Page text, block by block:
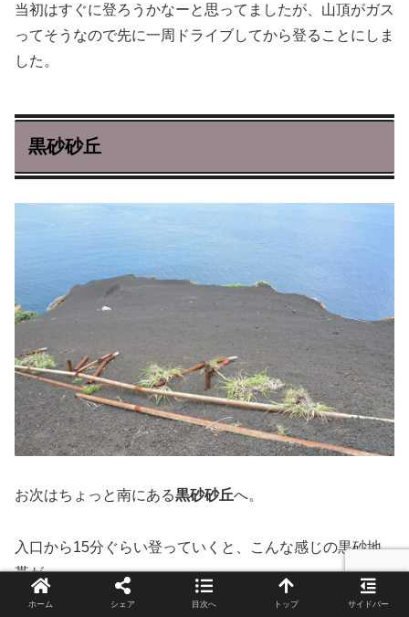
当初はすぐに登ろうかなーと思ってましたが、山頂がガス
ってそうなので先に一周ドライブしてから登ることにしま
した。
黒砂砂丘
お次はちょっと南にある黒砂砂丘へ。
入口から15分ぐらい登っていくと、こんな感じの黒砂地
帯が。
ホーム シェア 目次へ トップ サイドバー